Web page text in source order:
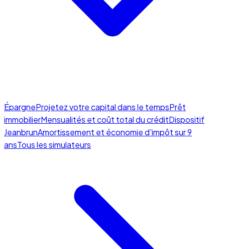
ÉpargneProjetez votre capital dans le tempsPrêt
immobilierMensualités et coût total du créditDispositif
JeanbrunAmortissement et économie d'impôt sur 9
ansTous les simulateurs